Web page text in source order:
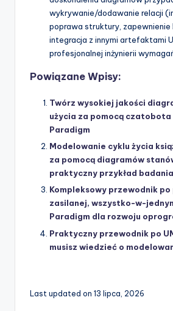
wykrywanie/dodawanie relacji
poprawa struktury, zapewnienie
integracja z innymi artefaktami
profesjonalnej inżynierii
Powiązane Wpisy:
Twórz wysokiej jakości
użycia za pomocą czatobota
Paradigm
Modelowanie cyklu życia
za pomocą diagramów
praktyczny przykład
Kompleksowy przewodnik
zasilanej, wszystko-w-
Paradigm dla rozwoju
Praktyczny przewodnik po
musisz wiedzieć o
Last updated on 13 lipca, 2026